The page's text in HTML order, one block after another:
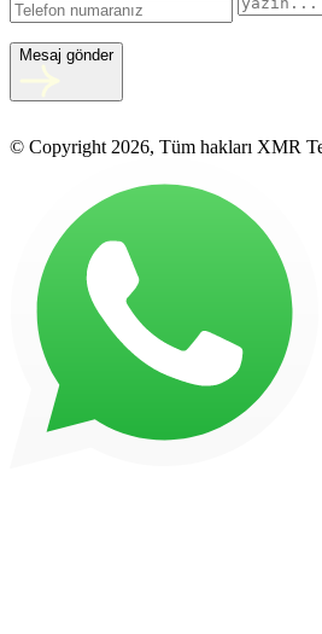
Mesaj gönder
© Copyright 2026, Tüm hakları XMR